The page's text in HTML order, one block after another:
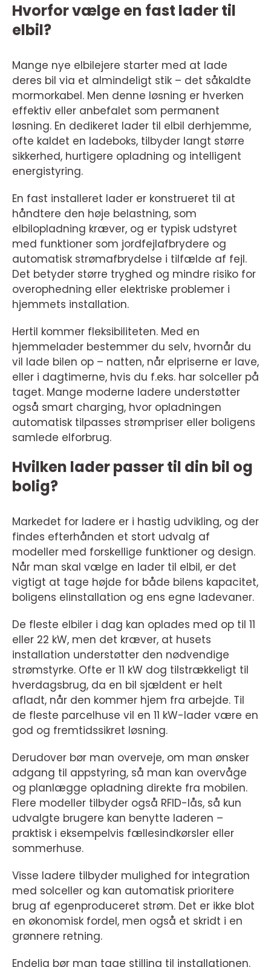
Hvorfor vælge en fast lader til
elbil?
Mange nye elbilejere starter med at lade
deres bil via et almindeligt stik – det såkaldte
mormorkabel. Men denne løsning er hverken
effektiv eller anbefalet som permanent
løsning. En dedikeret lader til elbil derhjemme,
ofte kaldet en ladeboks, tilbyder langt større
sikkerhed, hurtigere opladning og intelligent
energistyring.
En fast installeret lader er konstrueret til at
håndtere den høje belastning, som
elbilopladning kræver, og er typisk udstyret
med funktioner som jordfejlafbrydere og
automatisk strømafbrydelse i tilfælde af fejl.
Det betyder større tryghed og mindre risiko for
overophedning eller elektriske problemer i
hjemmets installation.
Hertil kommer fleksibiliteten. Med en
hjemmelader bestemmer du selv, hvornår du
vil lade bilen op – natten, når elpriserne er lave,
eller i dagtimerne, hvis du f.eks. har solceller på
taget. Mange moderne ladere understøtter
også smart charging, hvor opladningen
automatisk tilpasses strømpriser eller boligens
samlede elforbrug.
Hvilken lader passer til din bil og
bolig?
Markedet for ladere er i hastig udvikling, og der
findes efterhånden et stort udvalg af
modeller med forskellige funktioner og design.
Når man skal vælge en lader til elbil, er det
vigtigt at tage højde for både bilens kapacitet,
boligens elinstallation og ens egne ladevaner.
De fleste elbiler i dag kan oplades med op til 11
eller 22 kW, men det kræver, at husets
installation understøtter den nødvendige
strømstyrke. Ofte er 11 kW dog tilstrækkeligt til
hverdagsbrug, da en bil sjældent er helt
afladt, når den kommer hjem fra arbejde. Til
de fleste parcelhuse vil en 11 kW-lader være en
god og fremtidssikret løsning.
Derudover bør man overveje, om man ønsker
adgang til appstyring, så man kan overvåge
og planlægge opladning direkte fra mobilen.
Flere modeller tilbyder også RFID-lås, så kun
udvalgte brugere kan benytte laderen –
praktisk i eksempelvis fællesindkørsler eller
sommerhuse.
Visse ladere tilbyder mulighed for integration
med solceller og kan automatisk prioritere
brug af egenproduceret strøm. Det er ikke blot
en økonomisk fordel, men også et skridt i en
grønnere retning.
Endelig bør man tage stilling til installationen.